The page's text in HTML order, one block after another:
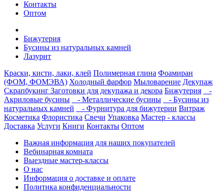
Контакты
Оптом
Бижутерия
Бусины из натуральных камней
Лазурит
Краски, кисти, лаки, клей Полимерная глина Фоамиран
(ФОМ, ФОМЭВА) Холодный фарфор Мыловарение Декупаж
Скрапбукинг Заготовки для декупажа и декора Бижутерия
-
Акриловые бусины
- Металлические бусины
- Бусины из
натуральных камней
- Фурнитура для бижутерии Витраж
Косметика Флористика Свечи Упаковка Мастер - классы
Доставка Услуги Книги Контакты Оптом
Важная информация для наших покупателей
Вебинарная комната
Выездные мастер-классы
О нас
Информация о доставке и оплате
Политика конфиденциальности